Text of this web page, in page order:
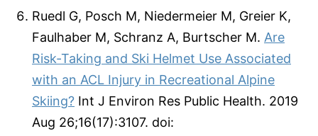
Ruedl G, Posch M, Niedermeier M, Greier K,
Faulhaber M, Schranz A, Burtscher M. Are
Risk-Taking and Ski Helmet Use Associated
with an ACL Injury in Recreational Alpine
Skiing? Int J Environ Res Public Health. 2019
Aug 26;16(17):3107. doi: